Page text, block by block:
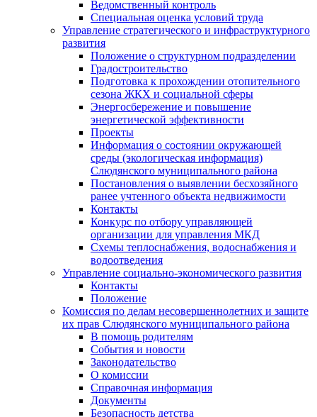
Ведомственный контроль
Специальная оценка условий труда
Управление стратегического и инфраструктурного
развития
Положение о структурном подразделении
Градостроительство
Подготовка к прохождении отопительного
сезона ЖКХ и социальной сферы
Энергосбережение и повышение
энергетической эффективности
Проекты
Информация о состоянии окружающей
среды (экологическая информация)
Слюдянского муниципального района
Постановления о выявлении бесхозяйного
ранее учтенного объекта недвижимости
Контакты
Конкурс по отбору управляющей
организации для управления МКД
Схемы теплоснабжения, водоснабжения и
водоотведения
Управление социально-экономического развития
Контакты
Положение
Комиссия по делам несовершеннолетних и защите
их прав Слюдянского муниципального района
В помощь родителям
События и новости
Законодательство
О комиссии
Справочная информация
Документы
Безопасность детства